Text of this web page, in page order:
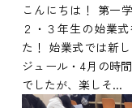
こんにちは！ 第一
２・３年生の始業
た！ 始業式では新
ジュール・4月の時
でしたが、楽しそ...